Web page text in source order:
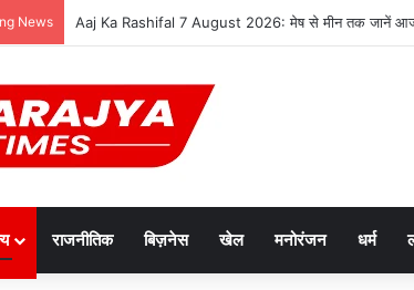
News विकसित मध्यप्रदेश-2047’ की वित्तीय रूपरेखा तैयार
राजनीतिक बिज़नेस खेल मनोरंजन धर्म